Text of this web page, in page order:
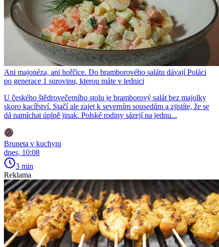
Ani majonéza, ani hořčice. Do bramborového salátu dávají Poláci
po generace 1 surovinu, kterou máte v lednici
U českého štědrovečerního stolu je bramborový salát bez majolky
skoro kacířství. Stačí ale zajet k severním sousedům a zjistíte, že se
dá namíchat úplně jinak. Polské rodiny sázejí na jednu...
Bruneta v kuchyni
dnes, 10:08
3 min
Reklama